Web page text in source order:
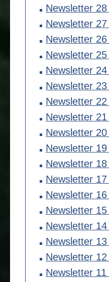
Newsletter
Newsletter
Newsletter
Newsletter
Newsletter
Newsletter
Newsletter
Newsletter
Newsletter
Newsletter
Newsletter
Newsletter
Newsletter
Newsletter
Newsletter
Newsletter
Newsletter
Newsletter